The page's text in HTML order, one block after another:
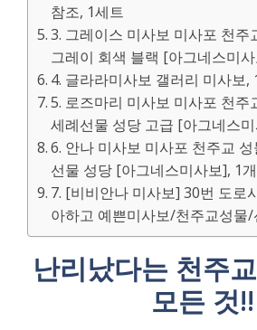
참조, 1세트
3. 그레이스 미사보 미사포 천주
그레이 회색 블랙 [아그네스미
4. 글라라미사보 갤러리 미사보,
5. 로즈마리 미사보 미사포 천주
세례선물 성당 고급 [아그네스
6. 안나 미사보 미사포 천주교
선물 성당 [아그네스미사보], 1개
7. [비비안나 미사보] 30번 도로
아하고 예쁜미사보/천주교성물/
난리났다는 천주
모든 것!!